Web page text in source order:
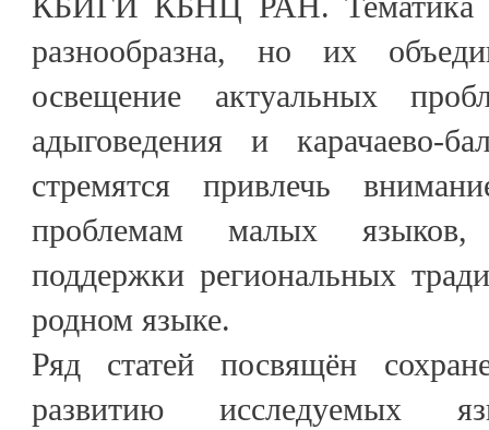
разнообразна, но их
освещение актуальных
адыговедения и карачаево-
стремятся привлечь
проблемам малых языков,
поддержки региональных
родном языке.
Ряд статей посвящён
развитию исследуемых